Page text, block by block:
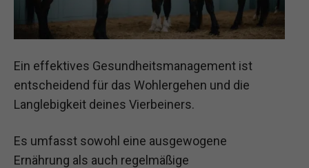
Ein effektives Gesundheitsmanagement ist
entscheidend für das Wohlergehen und die
Langlebigkeit deines Vierbeiners.
Es umfasst sowohl eine ausgewogene
Ernährung als auch regelmäßige